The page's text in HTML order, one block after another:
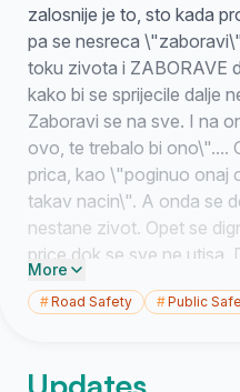
zalosnije je to, sto kada
pa se nesreca
toku zivota i ZABORAVE
kako bi se sprijecile dalje
Zaboravi se na sve. I na
ovo, te trebalo bi ono\"....
prica, kao \"poginuo onaj
takav nacin\". A onda se
nestane zivot. Opet se
price dok se sve ne utisa.
bolno je gledati ovo sve.
se slazes da je krajnje
nocima\" kao pariking
More
#Road Safety #Public